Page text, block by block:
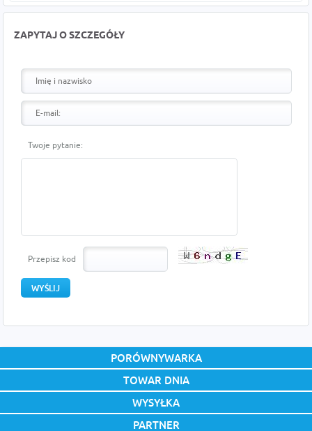
ZAPYTAJ O SZCZEGÓŁY
Twoje pytanie:
Przepisz kod
PORÓWNYWARKA
TOWAR DNIA
WYSYŁKA
PARTNER